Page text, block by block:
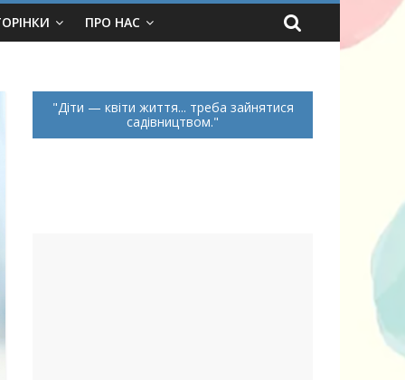
ПРО НАС
Діти — квіти життя... треба зайнятися
садівництвом.